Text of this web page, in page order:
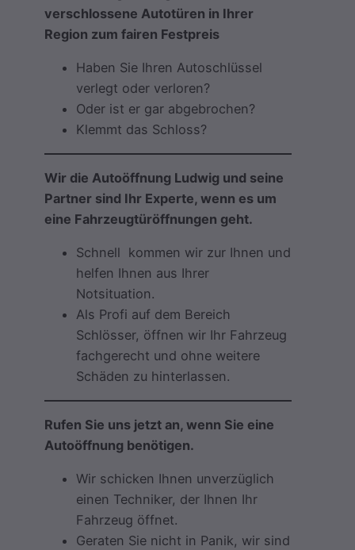
verschlossene Autotüren in Ihrer
Region zum fairen Festpreis
Haben Sie Ihren Autoschlüssel
verlegt oder verloren?
Oder ist er gar abgebrochen?
Klemmt das Schloss?
Wir die Autoöffnung Ludwig und seine
Partner sind Ihr Experte, wenn es um
eine Fahrzeugtüröffnungen geht.
Schnell kommen wir zur Ihnen und
helfen Ihnen aus Ihrer
Notsituation.
Als Profi auf dem Bereich
Schlösser, öffnen wir Ihr Fahrzeug
fachgerecht und ohne weitere
Schäden zu hinterlassen.
Rufen Sie uns jetzt an, wenn Sie eine
Autoöffnung benötigen.
Wir schicken Ihnen unverzüglich
einen Techniker, der Ihnen Ihr
Fahrzeug öffnet.
Geraten Sie nicht in Panik, wir sind